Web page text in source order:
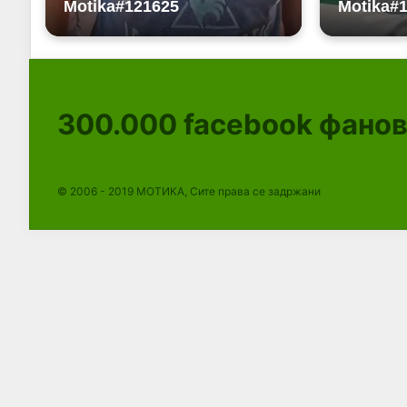
300.000 facebook
© 2006 - 2019 МОТИКА, Сите права се задржани